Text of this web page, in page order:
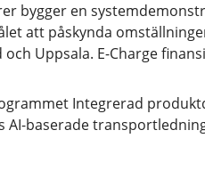
bygger en
att påskynda
Uppsala. E-Charge
Integrerad
baserade